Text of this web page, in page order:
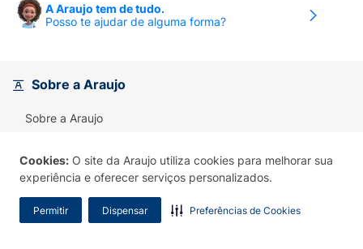
Cookies: O site da Araujo utiliza cookies para melhorar sua
experiência e oferecer serviços personalizados.
Permitir Dispensar Preferências de Cookies
A Araujo tem de tudo.
Posso te ajudar de alguma forma?
Sobre a Araujo
Sobre a Araujo
Aplicativo
Atendimentos Corporativos - Convênio